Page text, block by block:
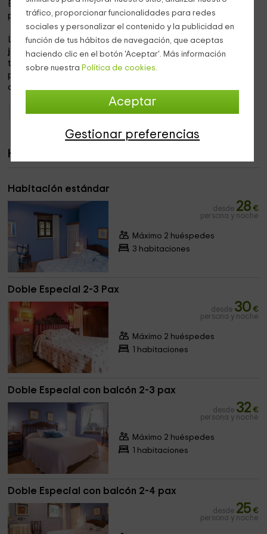
tráfico, proporcionar funcionalidades para redes
sociales y personalizar el contenido y la publicidad en
función de tus hábitos de navegación, que aceptas
haciendo clic en el botón 'Aceptar'. Más información
sobre nuestra Política de cookies.
Aceptar
Gestionar preferencias
El comedor es espacioso yservimos comidascon
productos elaborados en la zona.
Los salones tienen acceso y salida a varias zonas del
jardín exterior.En esta zona se pueden realizar cualquier
tipo de actividades y celebraciones al aire libre. Podéis
pasear por las grandes extensiones de naturaleza a los
alrededores.
Habitaciones
Habitación estándar
desde 28 €
persona y noche
Máximo 2 huéspedes
3 habitaciones
Doble Especial 2-3 Pax
desde 30 €
persona y noche
Máximo 2 huéspedes
1 habitaciones
Doble Especial con balcón 2-3 pax
desde 32 €
persona y noche
Máximo 2 huéspedes
1 habitaciones
Doble Especial con balcón 2-4 pax
desde 25 €
persona y noche